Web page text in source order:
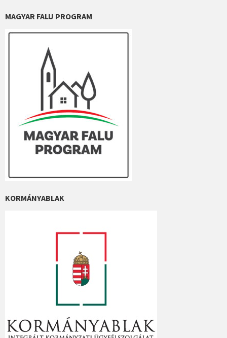
MAGYAR FALU PROGRAM
KORMÁNYABLAK